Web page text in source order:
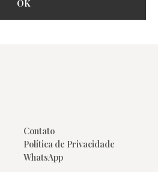
OK
Contato
Política de Privacidade
WhatsApp